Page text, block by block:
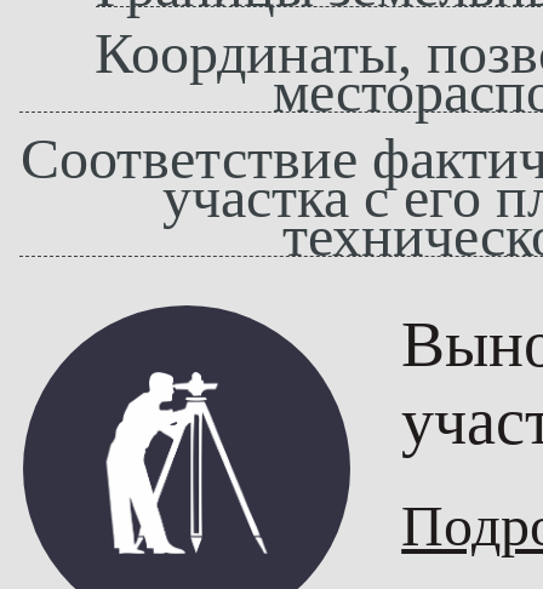
результатам
Требования к
Всесторонность,
исследования.
Кто назначает
Координаты,
Соответствие
участка с его